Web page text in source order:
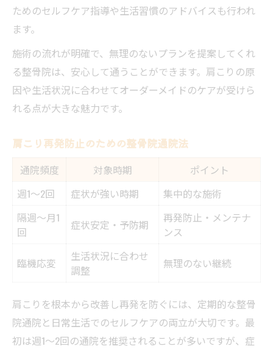
ためのセルフケア指導や生活習慣のアドバイスも行われ
ます。
施術の流れが明確で、無理のないプランを提案してくれ
る整骨院は、安心して通うことができます。肩こりの原
因や生活状況に合わせてオーダーメイドのケアが受けら
れる点が大きな魅力です。
肩こり再発防止のための整骨院通院法
通院頻度 対象時期
ポイント
週1〜2回
症状が強い時期
集中的な施術
隔週〜月1
回
症状安定・予防期
再発防止・メンテナ
ンス
臨機応変
生活状況に合わせ
調整
無理のない継続
肩こりを根本から改善し再発を防ぐには、定期的な整骨
院通院と日常生活でのセルフケアの両立が大切です。最
初は週1〜2回の通院を推奨されることが多いですが、症